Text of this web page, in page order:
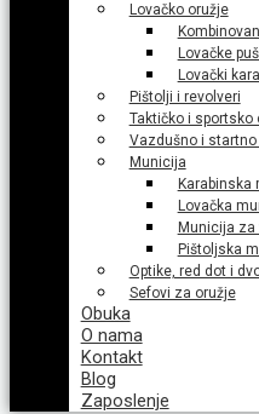
Lovačko oružje
Lovačke
Lovački
Pištolji i revolveri
Taktičko i sportsko
Vazdušno i startno
Municija
Karabinska
Lovačka
Municija
Pištoljska
Optike, red dot i
Sefovi za oružje
Obuka
O nama
Kontakt
Blog
Zaposlenje